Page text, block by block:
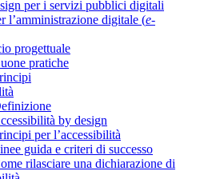
per i servizi pubblici digitali
l’amministrazione digitale (e-
progettuale
pratiche
by design
per l’accessibilità
guida e criteri di successo
rilasciare una dichiarazione di